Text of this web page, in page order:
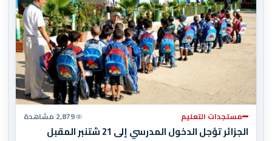
مستجدات التعليم 2,879 مشاهدة
الجزائر تؤجل الدخول المدرسي إلى 21 شتنبر المقبل